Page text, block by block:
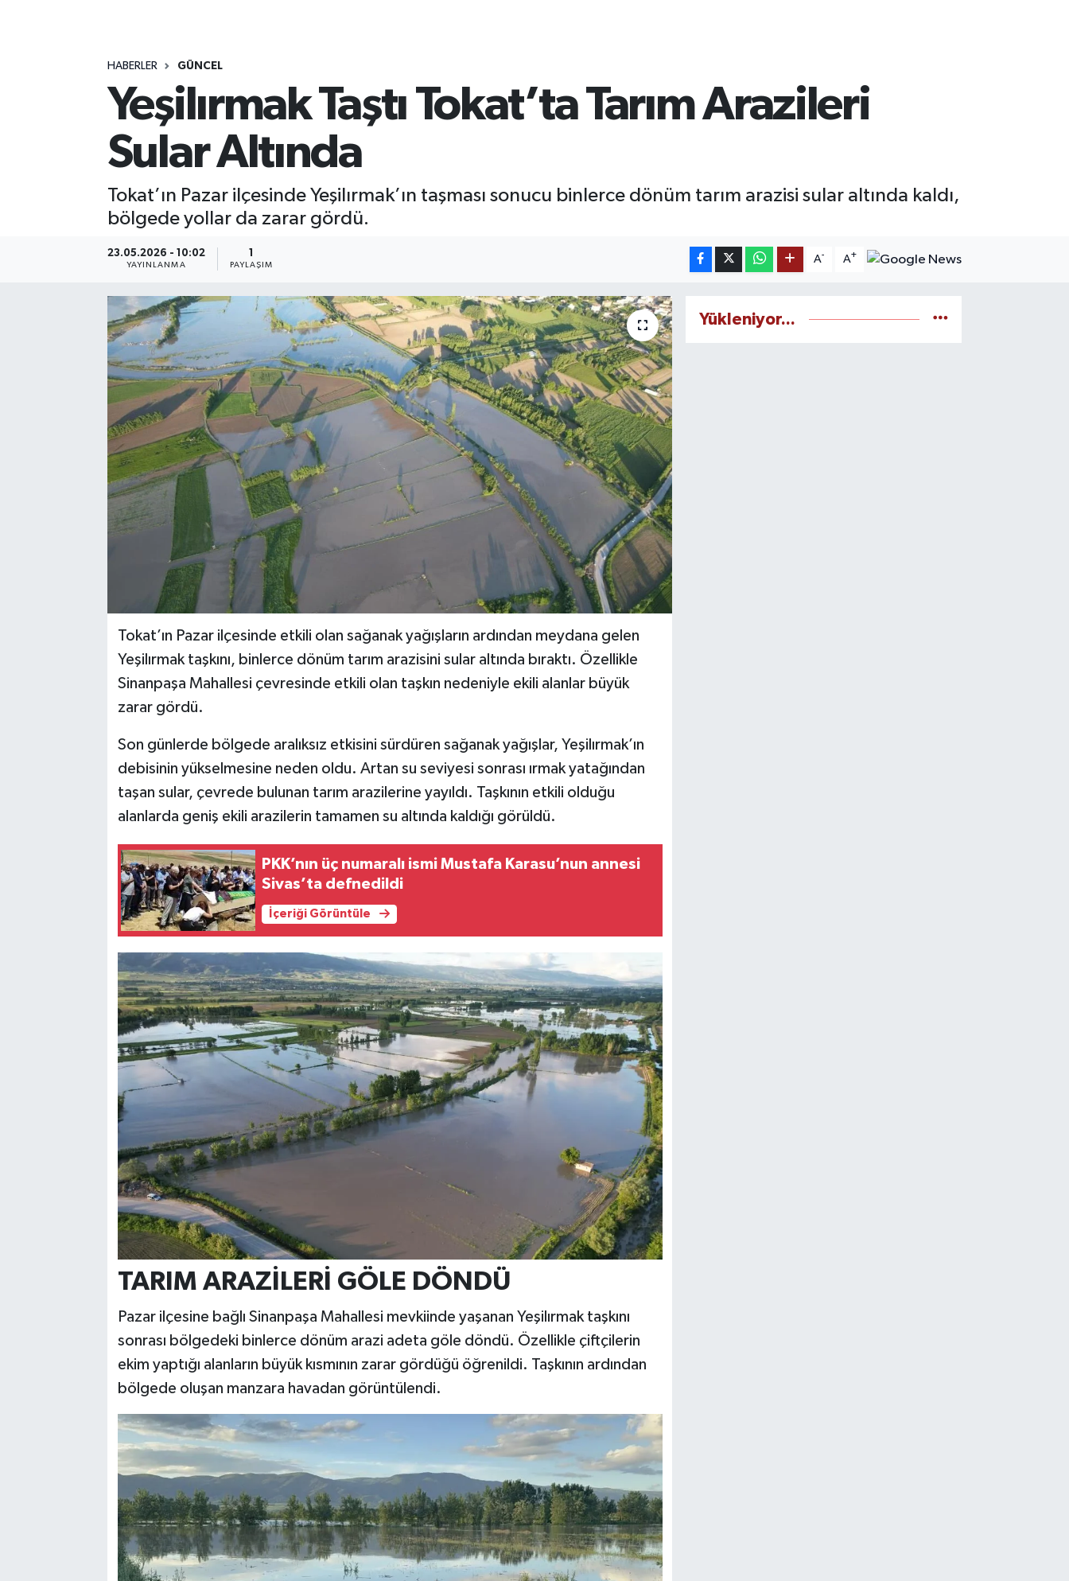
HABERLER GÜNCEL
Yeşilırmak Taştı Tokat’ta Tarım Arazileri
Sular Altında
Tokat’ın Pazar ilçesinde Yeşilırmak’ın taşması sonucu binlerce dönüm tarım arazisi sular altında kaldı,
bölgede yollar da zarar gördü.
23.05.2026 - 10:02
YAYINLANMA PAYLAŞIM
A- A+
Tokat’ın Pazar ilçesinde etkili olan sağanak yağışların ardından meydana gelen
Yeşilırmak taşkını, binlerce dönüm tarım arazisini sular altında bıraktı. Özellikle
Sinanpaşa Mahallesi çevresinde etkili olan taşkın nedeniyle ekili alanlar büyük
zarar gördü.
Son günlerde bölgede aralıksız etkisini sürdüren sağanak yağışlar, Yeşilırmak’ın
debisinin yükselmesine neden oldu. Artan su seviyesi sonrası ırmak yatağından
taşan sular, çevrede bulunan tarım arazilerine yayıldı. Taşkının etkili olduğu
alanlarda geniş ekili arazilerin tamamen su altında kaldığı görüldü.
PKK’nın üç numaralı ismi Mustafa Karasu’nun annesi
Sivas’ta defnedildi
İçeriği Görüntüle
TARIM ARAZİLERİ GÖLE DÖNDÜ
Pazar ilçesine bağlı Sinanpaşa Mahallesi mevkiinde yaşanan Yeşilırmak taşkını
sonrası bölgedeki binlerce dönüm arazi adeta göle döndü. Özellikle çiftçilerin
ekim yaptığı alanların büyük kısmının zarar gördüğü öğrenildi. Taşkının ardından
bölgede oluşan manzara havadan görüntülendi.
Yükleniyor...
ÖZEL HABER
RESMİ İLANLAR
SOSYAL YARDIMLAR
SPONSORLU YAZI
TEKNOLOJİ